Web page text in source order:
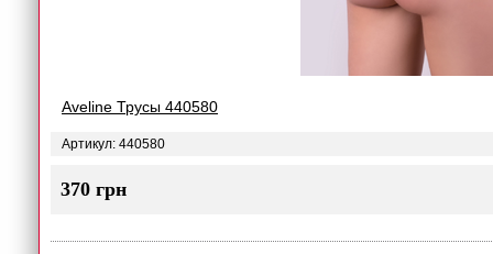
Aveline Трусы 440580
Артикул: 440580
370 грн